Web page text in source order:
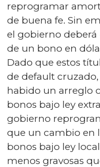
reprogramar
de buena fe. Sin
el gobierno
de un bono en
Dado que estos
de default
habido un arreglo
bonos bajo ley
gobierno
que un cambio en
bonos bajo ley
menos gravosas